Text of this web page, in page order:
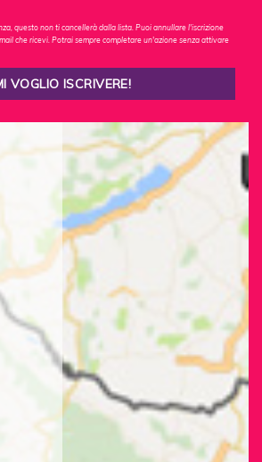
questo non ti cancellerà dalla lista. Puoi annullare l'iscrizione
che ricevi. Potrai sempre completare un'azione senza attivare